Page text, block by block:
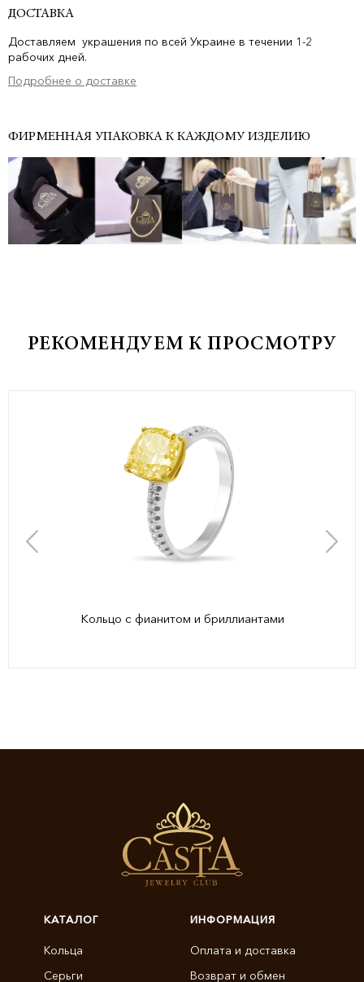
ДОСТАВКА
Доставляем украшения по всей Украине в течении 1-2
рабочих дней.
Подробнее о доставке
ФИРМЕННАЯ УПАКОВКА К КАЖДОМУ ИЗДЕЛИЮ
РЕКОМЕНДУЕМ К ПРОСМОТРУ
Кольцо с фианитом и бриллиантами
КАТАЛОГ
Кольца
Серьги
ИНФОРМАЦИЯ
Оплата и доставка
Возврат и обмен